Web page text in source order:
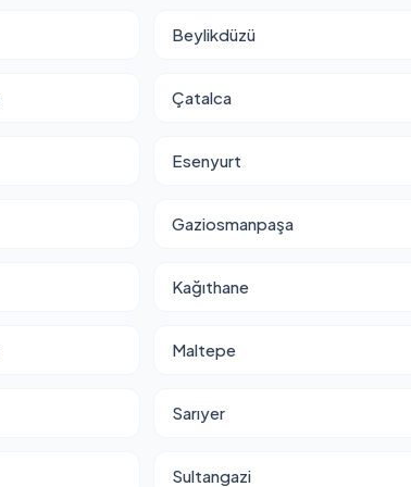
Beylikdüzü
Çatalca
Esenyurt
Gaziosmanpaşa
Kağıthane
Maltepe
Sarıyer
Sultangazi